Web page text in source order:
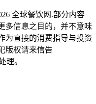
全球餐饮网 .部分内容
多信息之目的，并不意味
为直接的消费指导与投资
版权请来信告
理。